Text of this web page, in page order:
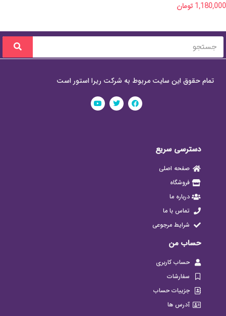
1,180,000 تومان
تمام حقوق این سایت مربوط به شرکت ریرا استور است
دسترسی سریع
صفحه اصلی
فروشگاه
درباره ما
تماس با ما
شرایط مرجوعی
حساب من
حساب کاربری
سفارشات
جزییات حساب
آدرس ها